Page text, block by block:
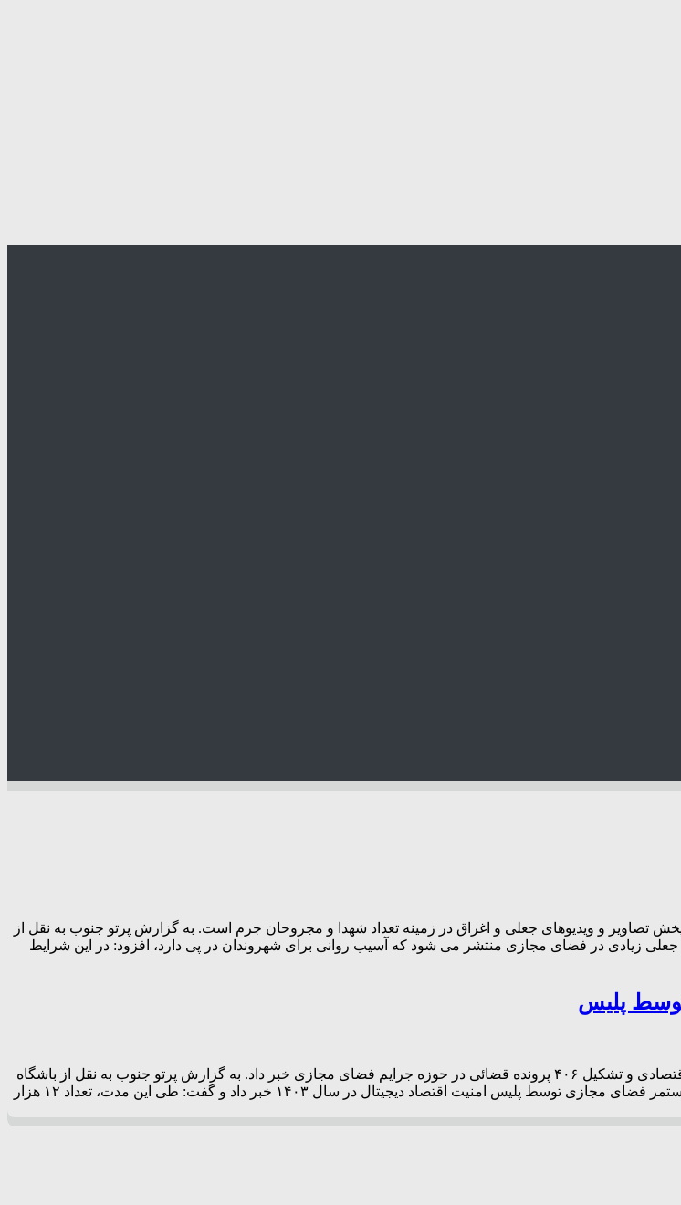
تصاویر و ویدیوهای جعلی و اغراق در زمینه تعداد شهدا و مجروحان جرم است. به گزارش پرتو جنوب به نقل از
جعلی زیادی در فضای مجازی منتشر می شود که آسیب روانی برای شهروندان در پی دارد، افزود: در این شرایط
رئیس پلیس امنیت اقتصادی فراجا از شناسایی ۱۲ هزار تارنمای متخلف توسط پلیس امنیت اقتصادی و تشکیل ۴۰۶ پرونده قضائی در حوزه جرایم فضای مجازی خبر داد. به گزارش پرتو جنوب به نقل از باشگاه
خبرنگاران جوان؛ سردار حسین رحیمی، رئیس پلیس امنیت اقتصادی فراجا از رصد و پایش مستمر فضای مجازی توسط پلیس امنیت اقتصاد دیجیتال در سال ۱۴۰۳ خبر داد و گفت: طی این مدت، تعداد ۱۲ هزار